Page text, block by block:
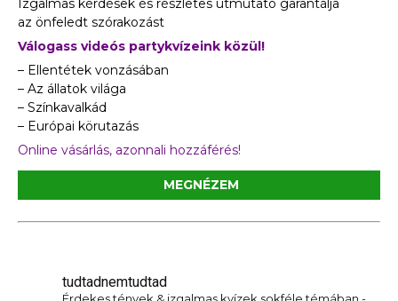
Izgalmas kérdések és részletes útmutató garantálja
az önfeledt szórakozást
Válogass videós partykvízeink közül!
– Ellentétek vonzásában
– Az állatok világa
– Színkavalkád
– Európai körutazás
Online vásárlás, azonnali hozzáférés!
MEGNÉZEM
tudtadnemtudtad
Érdekes tények & izgalmas kvízek sokféle témában -